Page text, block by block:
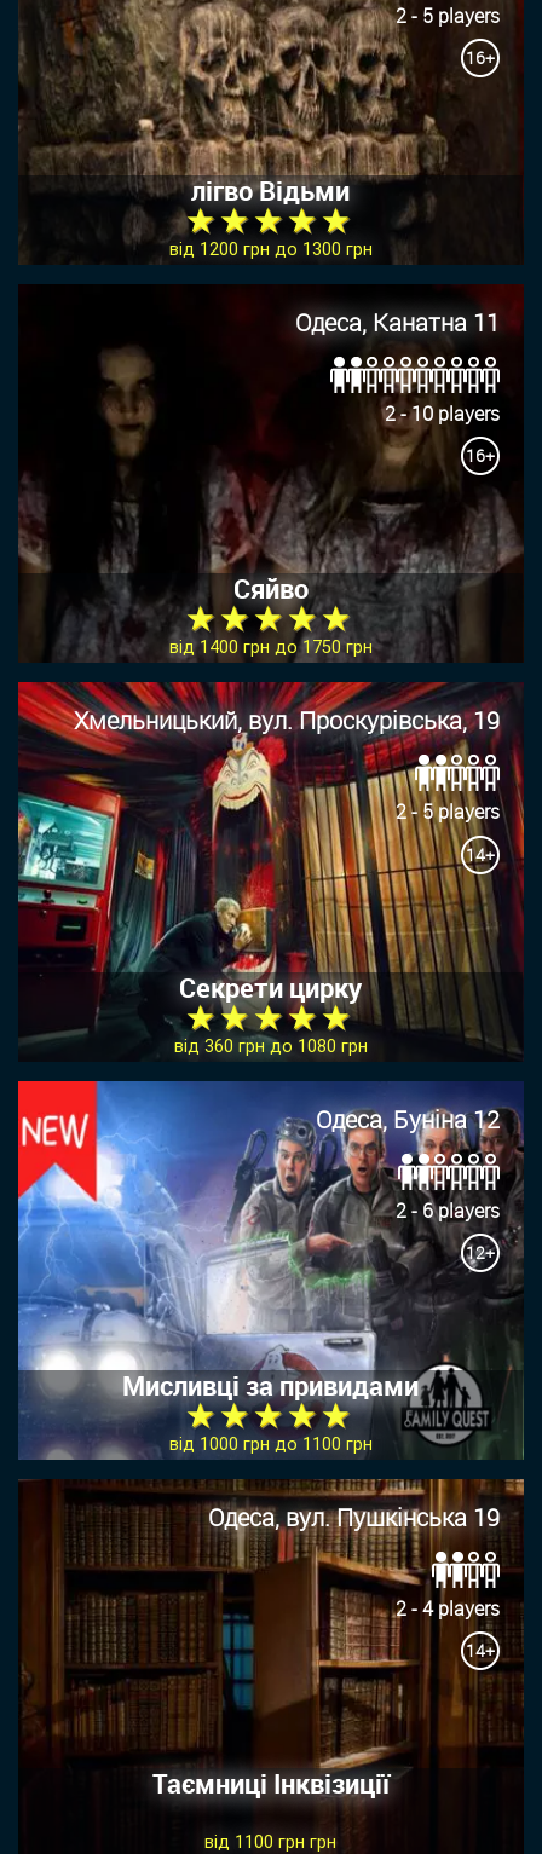
2 - 5 players
16+
лігво Відьми
★ ★ ★ ★ ★
від 1200 грн до 1300 грн
Одеса, Канатна 11
2 - 10 players
16+
Сяйво
★ ★ ★ ★ ★
від 1400 грн до 1750 грн
Хмельницький, вул. Проскурівська, 19
2 - 5 players
14+
Секрети цирку
★ ★ ★ ★ ★
від 360 грн до 1080 грн
Одеса, Буніна 12
2 - 6 players
12+
Мисливці за привидами
★ ★ ★ ★ ★
від 1000 грн до 1100 грн
Одеса, вул. Пушкінська 19
2 - 4 players
14+
Таємниці Інквізиції
від 1100 грн грн